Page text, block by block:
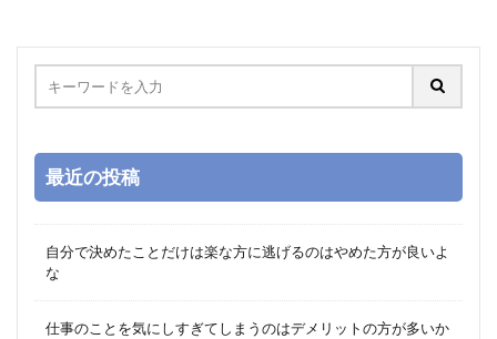
最近の投稿
自分で決めたことだけは楽な方に逃げるのはやめた方が良いよ
な
仕事のことを気にしすぎてしまうのはデメリットの方が多いか